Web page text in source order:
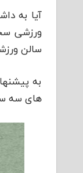
آیا به
ورزشی
سالن
به
های سه